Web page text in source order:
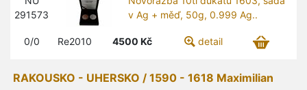
291573
v Ag + měď, 50g, 0.999 Ag..
0/0 Re2010 4500 Kč detail
RAKOUSKO - UHERSKO / 1590 - 1618 Maximilian